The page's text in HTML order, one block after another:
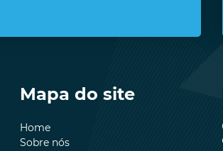
Mapa do site
Home
Sobre nós